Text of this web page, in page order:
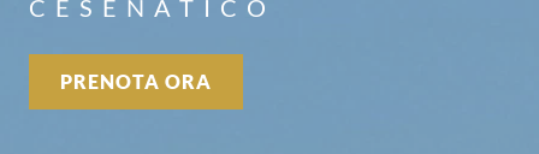
CESENATICO
PRENOTA ORA